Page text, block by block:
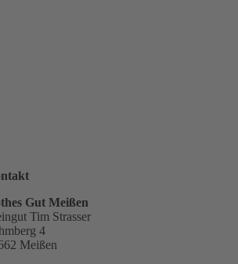
Gut Meißen
Tim Strasser
4
Meißen